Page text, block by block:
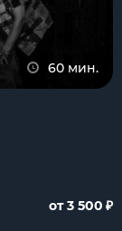
60 мин.
от 3 500 ₽